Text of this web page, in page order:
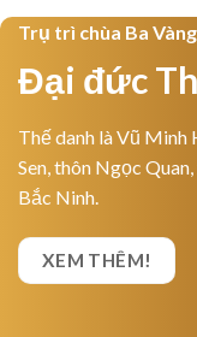
Trụ trì chùa Ba Vàng
Đại đức
Thế danh là Vũ Minh
Sen, thôn Ngọc
Bắc Ninh.
XEM THÊM!